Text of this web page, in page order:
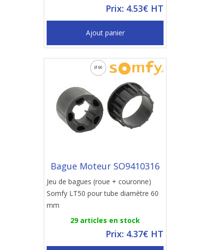
Prix: 4.53€ HT
Ajout panier
Bague Moteur SO9410316
Jeu de bagues (roue + couronne)
Somfy LT50 pour tube diamètre 60
mm
29 articles en stock
Prix: 4.37€ HT